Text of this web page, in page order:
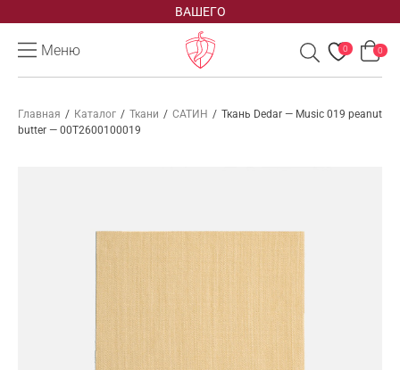
ВАШЕГО
Меню 0 0
Главная / Каталог / Ткани / САТИН / Ткань Dedar — Music 019 peanut
butter — 00T2600100019